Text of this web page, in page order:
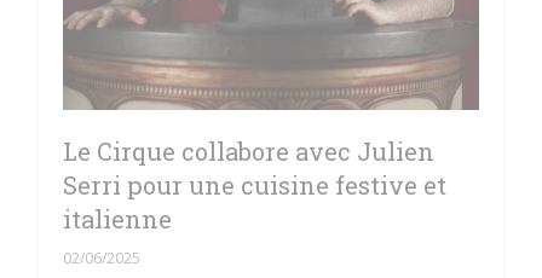
Le Cirque collabore avec Julien
Serri pour une cuisine festive et
italienne
02/06/2025